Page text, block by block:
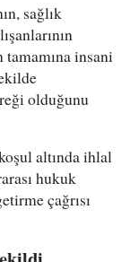
sağlık
tamamına insani
olduğunu
altında ihlal
hukuk
çağrısı